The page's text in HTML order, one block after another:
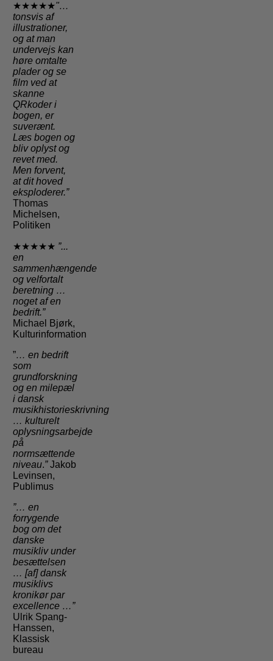
★★★★★"…
tonsvis af
illustrationer,
og at man
undervejs kan
høre omtalte
plader og se
film ved at
skanne
QRkoder i
bogen, er
suverænt.
Læs bogen og
bliv oplyst og
revet med.
Men forvent,
at dit hoved
eksploderer.”
Thomas
Michelsen,
Politiken
★★★★★ ”...
en
sammenhængende
og velfortalt
beretning …
noget af en
bedrift.”
Michael Bjørk,
Kulturinformation
”… en bedrift
som
grundforskning
og en milepæl
i dansk
musikhistorieskrivning
… kulturelt
oplysningsarbejde
på
normsættende
niveau.”Jakob
Levinsen,
Publimus
”… en
forrygende
bog om det
danske
musikliv under
besættelsen
… [af] dansk
musiklivs
kronikør par
excellence …”
Ulrik Spang-
Hanssen,
Klassisk
bureau